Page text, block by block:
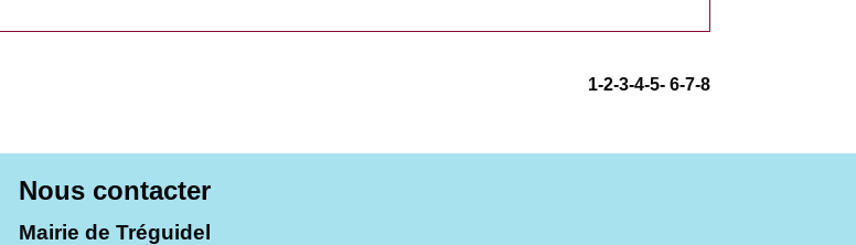
1-2-3-4-5- 6-7-8
Nous contacter
Mairie de Tréguidel